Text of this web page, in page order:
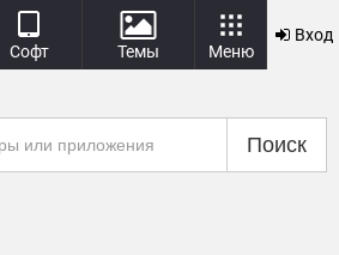
Софт Темы Меню
Вход
Поиск